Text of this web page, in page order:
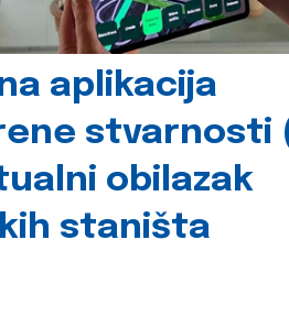
aplikacija
stvarnosti
obilazak
staništa